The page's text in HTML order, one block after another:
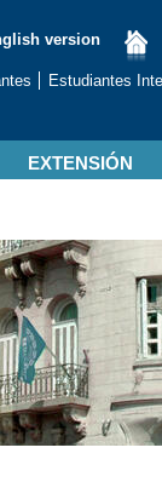
version
Estudiantes
EXTENSIÓN